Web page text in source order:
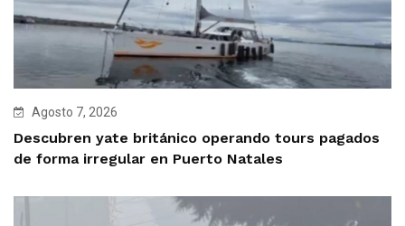
Agosto 7, 2026
Descubren yate británico operando tours pagados
de forma irregular en Puerto Natales